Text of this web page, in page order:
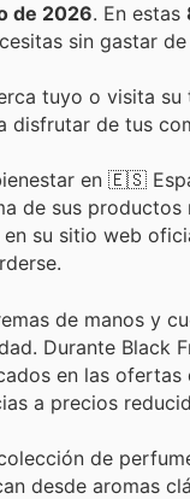
de 2026 . En estas
sin gastar de
tuyo o visita su
disfrutar de tus
en 🇪🇸
de sus
su sitio web
de manos y
Durante Black
en las
a precios
de
desde aromas